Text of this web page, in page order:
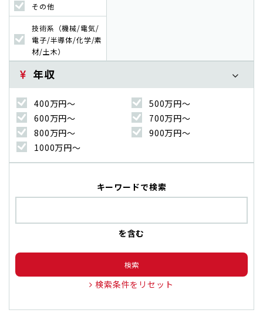
その他
技術系（機械/電気/
電子/半導体/化学/素
材/土木）
年収
400万円〜
500万円〜
600万円〜
700万円〜
800万円〜
900万円〜
1000万円〜
キーワードで検索
を含む
検索
検索条件をリセット